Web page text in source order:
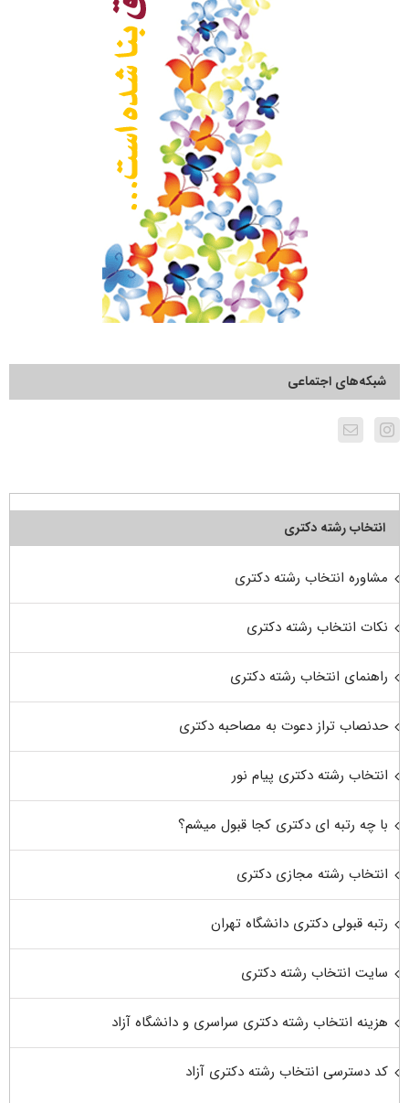
شبکه‌های اجتماعی
انتخاب رشته دکتری
مشاوره انتخاب رشته دکتری
نکات انتخاب رشته دکتری
راهنمای انتخاب رشته دکتری
حدنصاب تراز دعوت به مصاحبه دکتری
انتخاب رشته دکتری پیام نور
با چه رتبه ای دکتری کجا قبول میشم؟
انتخاب رشته مجازی دکتری
رتبه قبولی دکتری دانشگاه تهران
سایت انتخاب رشته دکتری
هزینه انتخاب رشته دکتری سراسری و دانشگاه آزاد
کد دسترسی انتخاب رشته دکتری آزاد